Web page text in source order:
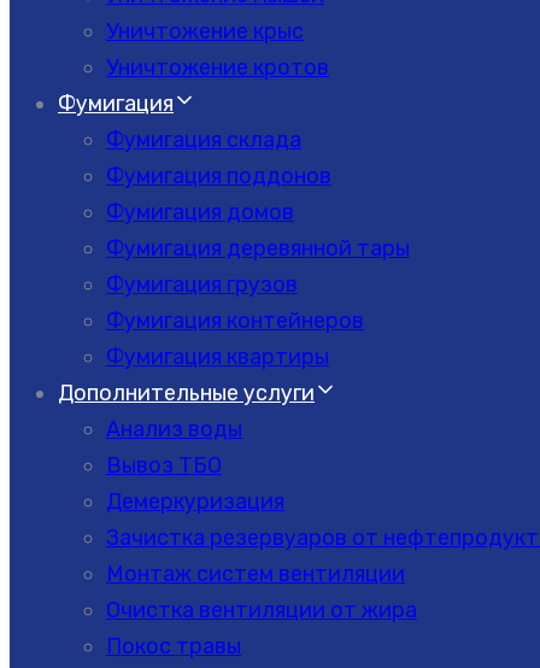
Уничтожение крыс
Уничтожение кротов
Фумигация
Фумигация склада
Фумигация поддонов
Фумигация домов
Фумигация деревянной тары
Фумигация грузов
Фумигация контейнеров
Фумигация квартиры
Дополнительные услуги
Анализ воды
Вывоз ТБО
Демеркуризация
Зачистка резервуаров от
Монтаж систем вентиляции
Очистка вентиляции от жира
Покос травы